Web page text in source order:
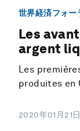
世界経済フォー
Les
argent
Les
produites en
2020年01月21日